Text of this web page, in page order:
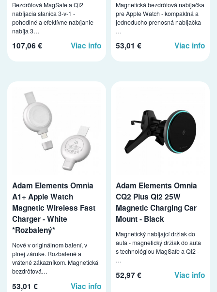
Bezdrôtová MagSafe a Qi2
nabíjacia stanica 3-v-1 -
pohodlné a efektívne nabíjanie -
nabíja 3…
107,06 € Viac info
Magnetická bezdrôtová nabíjačka
pre Apple Watch - kompaktná a
jednoducho prenosná nabíjačka -
…
53,01 € Viac info
Adam Elements Omnia
A1+ Apple Watch
Magnetic Wireless Fast
Charger - White
*Rozbalený*
Nové v originálnom balení, v
plnej záruke. Rozbalené a
vrátené zákazníkom. Magnetická
bezdrôtová…
53,01 € Viac info
Adam Elements Omnia
CQ2 Plus Qi2 25W
Magnetic Charging Car
Mount - Black
Magnetický nabíjajcí držiak do
auta - magnetický držiak do auta
s technológiou MagSafe a Qi2 -
…
52,97 € Viac info